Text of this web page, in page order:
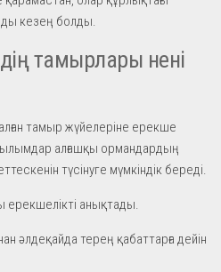
кезең болды.
тамырлары нені
тамыр жүйелеріне ерекше
алғашқы ормандардың
түсінуге мүмкіндік береді.
анықтады.
әлдеқайда терең қабаттарға дейін